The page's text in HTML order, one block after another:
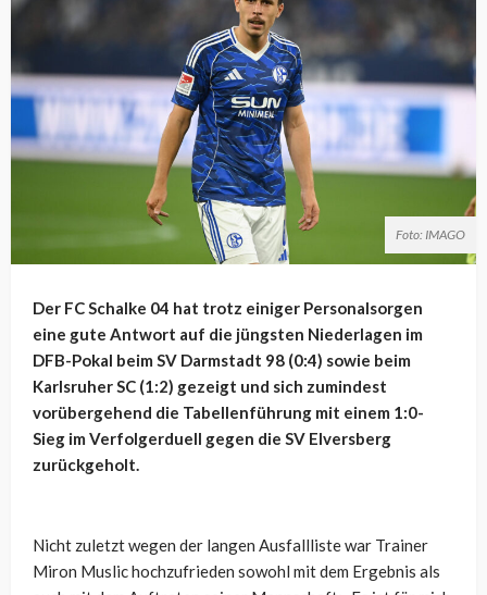
Foto: IMAGO
Der FC Schalke 04 hat trotz einiger Personalsorgen
eine gute Antwort auf die jüngsten Niederlagen im
DFB-Pokal beim SV Darmstadt 98 (0:4) sowie beim
Karlsruher SC (1:2) gezeigt und sich zumindest
vorübergehend die Tabellenführung mit einem 1:0-
Sieg im Verfolgerduell gegen die SV Elversberg
zurückgeholt.
Nicht zuletzt wegen der langen Ausfallliste war Trainer
Miron Muslic hochzufrieden sowohl mit dem Ergebnis als